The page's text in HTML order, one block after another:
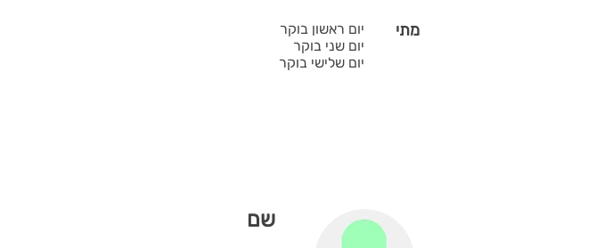
יום ראשון בוקר
יום שני בוקר
יום שלישי בוקר
מתי
שם